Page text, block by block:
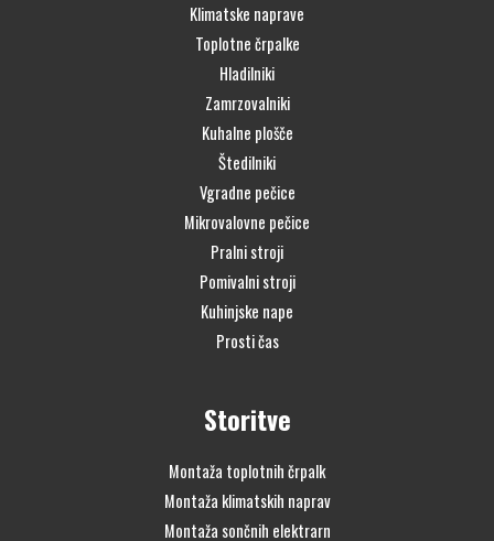
Klimatske naprave
Toplotne črpalke
Hladilniki
Zamrzovalniki
Kuhalne plošče
Štedilniki
Vgradne pečice
Mikrovalovne pečice
Pralni stroji
Pomivalni stroji
Kuhinjske nape
Prosti čas
Storitve
Montaža toplotnih črpalk
Montaža klimatskih naprav
Montaža sončnih elektrarn